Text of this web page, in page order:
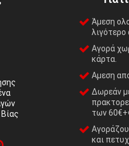
Άμεση
λιγότερο
Αγορά
κάρτα.
Αμεση
Δωρεάν
των
και